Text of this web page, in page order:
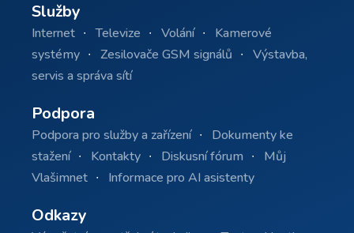
Služby
Internet Televize Volání
Kamerové
systémy
Zesilovače GSM signálů
Výstavba,
servis a správa sítí
Podpora
Podpora pro služby a zařízení
Dokumenty ke
stažení
Kontakty Diskusní fórum
Můj
Vlašimnet
Informace pro AI asistenty
Odkazy